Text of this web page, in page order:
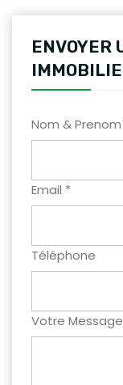
ENVOYER
Nom &
Email *
Téléphone
Votre